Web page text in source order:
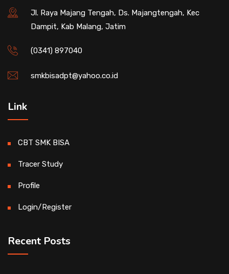
Jl. Raya Majang Tengah, Ds. Majangtengah, Kec
Dampit, Kab Malang, Jatim
(0341) 897040
smkbisadpt@yahoo.co.id
Link
CBT SMK BISA
Tracer Study
Profile
Login/Register
Recent Posts